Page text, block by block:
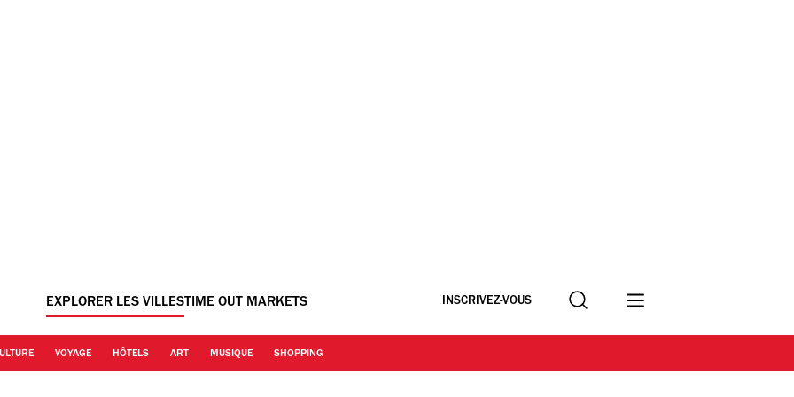
EXPLORER LES VILLESTIME OUT MARKETS INSCRIVEZ-VOUS Recherche
VOYAGE HÔTELS ART MUSIQUE SHOPPING